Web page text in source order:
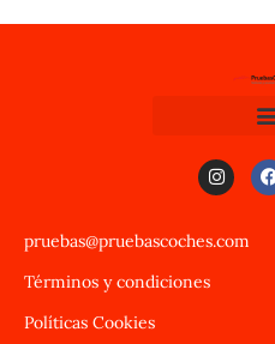
pruebas@pruebascoches.com
Términos y condiciones
Políticas Cookies